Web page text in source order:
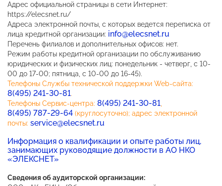
Адрес официальной страницы в сети Интернет:
https://elecsnet.ru/
Адреса электронной почты, с которых ведется переписка от
лица кредитной организации: info@elecsnet.ru
Перечень филиалов и дополнительных офисов: нет.
Режим работы кредитной организации по обслуживанию
юридических и физических лиц: понедельник - четверг, с 10-
00 до 17-00; пятница, с 10-00 до 16-45).
Телефоны Службы технической поддержки Web-сайта:
8(495) 241-30-81.
Телефоны Сервис-центра: 8(495) 241-30-81
8(495) 787-29-64 (круглосуточно); адрес электронной
почты: service@elecsnet.ru
Информация о квалификации и опыте работы лиц,
занимающих руководящие должности в АО НКО
«ЭЛЕКСНЕТ»
Сведения об аудиторской организации: